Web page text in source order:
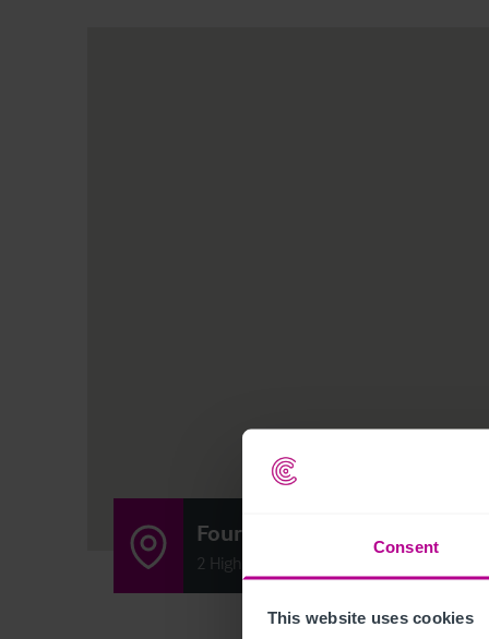
Consent
This website uses cookies
Four Fathoms
2 High Street, Herne Bay, Kent CT6 5LH